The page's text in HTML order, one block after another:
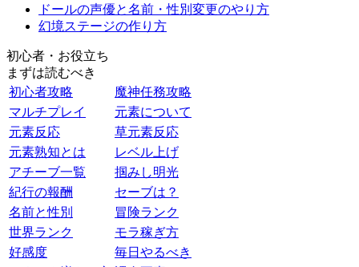
ドールの声優と名前・性別変更のやり方
幻境ステージの作り方
初心者・お役立ち
まずは読むべき
初心者攻略
魔神任務攻略
マルチプレイ
元素について
元素反応
草元素反応
元素熟知とは
レベル上げ
アチーブ一覧
掴みし明光
紀行の報酬
セーブは？
名前と性別
冒険ランク
世界ランク
モラ稼ぎ方
好感度
毎日やるべき